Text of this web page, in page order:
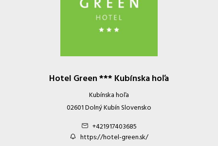
Hotel Green *** Kubínska hoľa
Kubínska hoľa
02601 Dolný Kubín Slovensko
+421917403685
https://hotel-green.sk/